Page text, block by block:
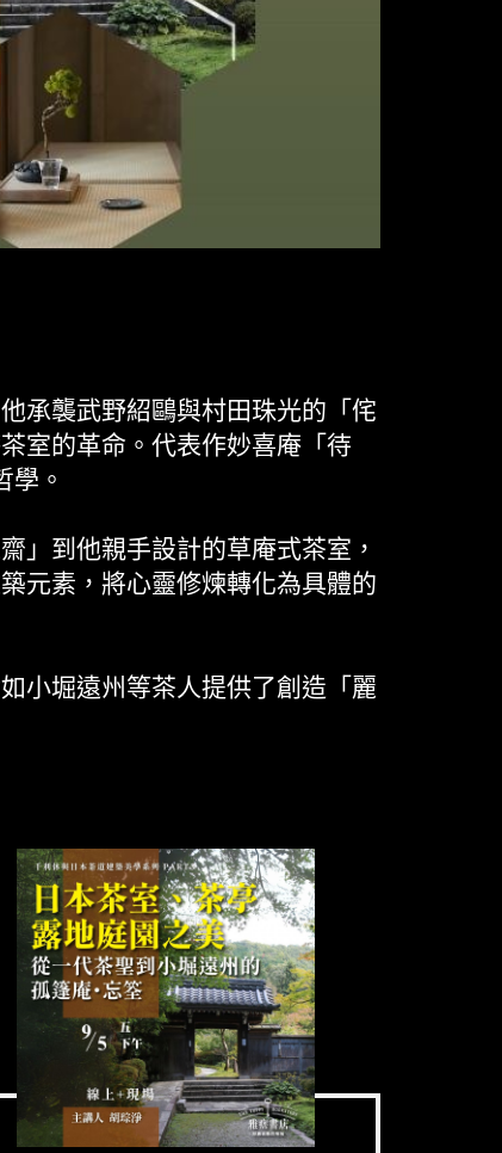
承襲武野紹鷗與村田珠光的「侘
室的革命。代表作妙喜庵「待
學。
」到他親手設計的草庵式茶室，
元素，將心靈修煉轉化為具體的
小堀遠州等茶人提供了創造「麗